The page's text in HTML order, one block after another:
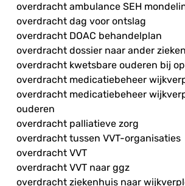
overdracht ambulance SEH
overdracht dag voor ontslag
overdracht DOAC behandelplan
overdracht dossier naar ander
overdracht kwetsbare ouderen bij
overdracht medicatiebeheer
overdracht medicatiebeheer
ouderen
overdracht palliatieve zorg
overdracht tussen VVT-organisaties
overdracht VVT
overdracht VVT naar ggz
overdracht ziekenhuis naar